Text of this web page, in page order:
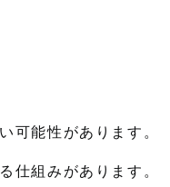
可能性があります。
仕組みがあります。